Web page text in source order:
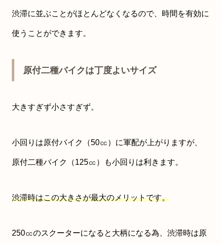
渋滞に並ぶことがほとんどなくなるので、時間を有効に
使うことができます。
原付二種バイクは丁度よいサイズ
大きすぎず小さすぎず。
小回りは原付バイク（50㏄）に軍配が上がりますが、
原付二種バイク（125㏄）も小回りは利きます。
渋滞時はこの大きさが最大のメリットです。
250㏄のスクーターになると大柄になる為、渋滞時は原